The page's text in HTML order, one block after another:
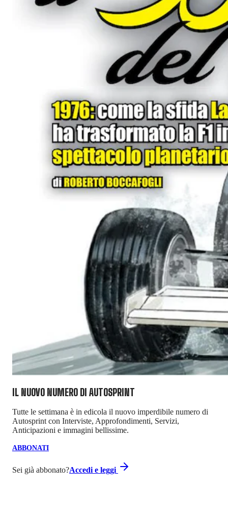
IL NUOVO NUMERO DI AUTOSPRINT
Tutte le settimana è in edicola il nuovo imperdibile numero di
Autosprint con Interviste, Approfondimenti, Servizi,
Anticipazioni e immagini bellissime.
ABBONATI
Sei già abbonato?Accedi e leggi